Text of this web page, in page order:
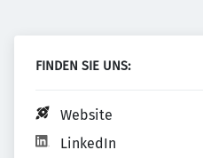
FINDEN SIE UNS:
Website
LinkedIn